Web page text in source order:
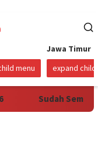
menu
Jawa Timur
expand child
Sudah Sembilan